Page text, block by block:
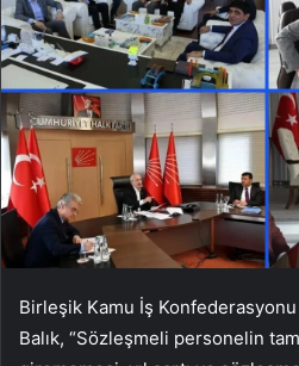
Birleşik Kamu İş
Balık, “Sözleşmeli personelin